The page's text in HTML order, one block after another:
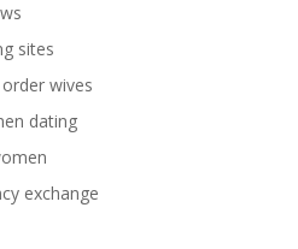
sites
wives
dating
exchange